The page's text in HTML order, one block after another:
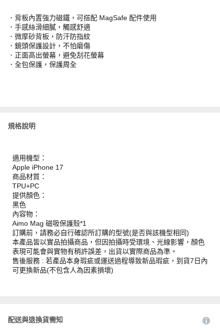
．背板內置強力磁鐵，可搭配 MagSafe 配件使用
．手感絲滑細膩，觸感舒適
．微摩砂背板，防汗防指紋
．鏡頭保護設計，不怕磨傷
．正面高出螢幕，避免刮花螢幕
．全包保護，保護周全
規格說明
適用機型：
Apple iPhone 17
商品材質：
TPU+PC
提供顏色：
黑色
內容物：
Aimo Mag 磁吸保護殼*1
訂購前，請務必自行確認所訂購的型號(是否與該機型相同)
本產品皆以實品拍攝商品，但因拍攝時受環境、光線影響，顏色
表現可能會與實物有稍許誤差，出貨以實際商品為準。
售後服務 : 若產品本身瑕疵或運送過程導致新品瑕疵，到貨7日內
可更換新品(不包含人為因素損壞)
配送與退換貨需知